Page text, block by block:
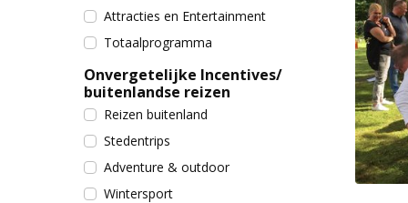
Attracties en Entertainment
Totaalprogramma
Onvergetelijke Incentives/
buitenlandse reizen
Reizen buitenland
Stedentrips
Adventure & outdoor
Wintersport